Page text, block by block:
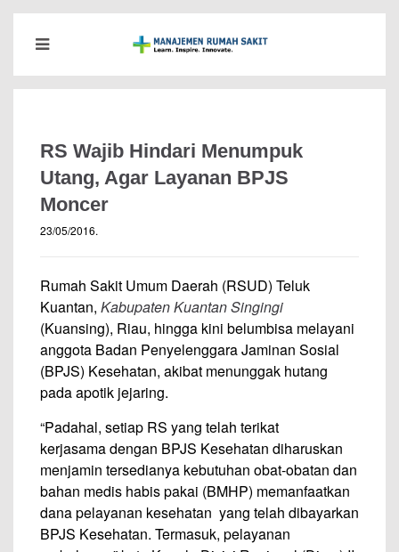
RS Wajib Hindari Menumpuk
Utang, Agar Layanan BPJS
Moncer
23/05/2016.
Rumah Sakit Umum Daerah (RSUD) Teluk
Kuantan, Kabupaten Kuantan Singingi
(Kuansing), Riau, hingga kini belumbisa melayani
anggota Badan Penyelenggara Jaminan Sosial
(BPJS) Kesehatan, akibat menunggak hutang
pada apotik jejaring.
“Padahal, setiap RS yang telah terikat
kerjasama dengan BPJS Kesehatan diharuskan
menjamin tersedianya kebutuhan obat-obatan dan
bahan medis habis pakai (BMHP) memanfaatkan
dana pelayanan kesehatan yang telah dibayarkan
BPJS Kesehatan. Termasuk, pelayanan